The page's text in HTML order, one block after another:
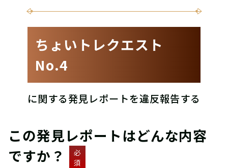
ちょいトレクエスト
No.4
に関する発見レポートを違反報告する
この発見レポートはどんな内容
ですか？
必
須